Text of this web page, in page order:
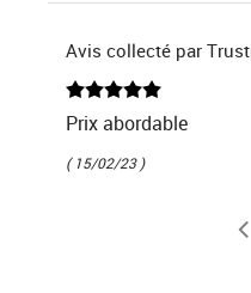
Avis collecté par
Prix abordable
( 15/02/23 )